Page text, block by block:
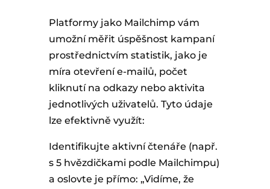
Platformy jako Mailchimp vám
umožní měřit úspěšnost kampaní
prostřednictvím statistik, jako je
míra otevření e-mailů, počet
kliknutí na odkazy nebo aktivita
jednotlivých uživatelů. Tyto údaje
lze efektivně využít:
Identifikujte aktivní čtenáře (např.
s 5 hvězdičkami podle Mailchimpu)
a oslovte je přímo: „Vidíme, že